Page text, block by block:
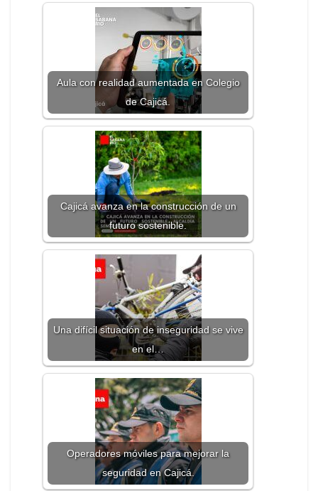
Aula con realidad aumentada en Colegio
de Cajicá.
Cajicá avanza en la construcción de un
futuro sostenible.
Una difícil situación de inseguridad se vive
en el…
Operadores móviles para mejorar la
seguridad en Cajicá.